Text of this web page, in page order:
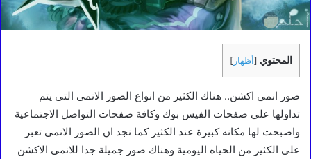
المحتوي [أظهار ]
صور انمي اكشن.. هناك الكثير من انواع الصور الانمى التى يتم
تداولها علي صفحات الفيس بوك وكافة صفحات التواصل الاجتماعية
واصبحت لها مكانه كبيرة عند الكثير كما نجد ان الصور الانمى تعبر
على الكثير من الحياه اليومية وهناك صور جميلة جدا للانمى الاكشن